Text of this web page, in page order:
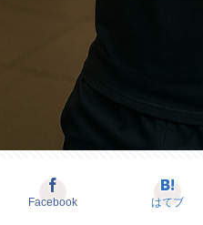
Facebook はてブ